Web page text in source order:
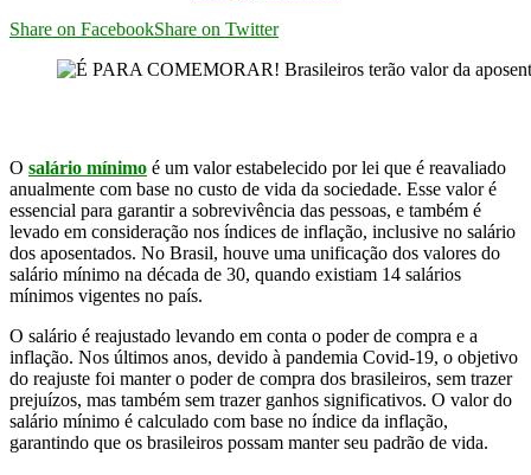
Share on FacebookShare on Twitter
O salário mínimo é um valor estabelecido por lei que é reavaliado
anualmente com base no custo de vida da sociedade. Esse valor é
essencial para garantir a sobrevivência das pessoas, e também é
levado em consideração nos índices de inflação, inclusive no salário
dos aposentados. No Brasil, houve uma unificação dos valores do
salário mínimo na década de 30, quando existiam 14 salários
mínimos vigentes no país.
O salário é reajustado levando em conta o poder de compra e a
inflação. Nos últimos anos, devido à pandemia Covid-19, o objetivo
do reajuste foi manter o poder de compra dos brasileiros, sem trazer
prejuízos, mas também sem trazer ganhos significativos. O valor do
salário mínimo é calculado com base no índice da inflação,
garantindo que os brasileiros possam manter seu padrão de vida.